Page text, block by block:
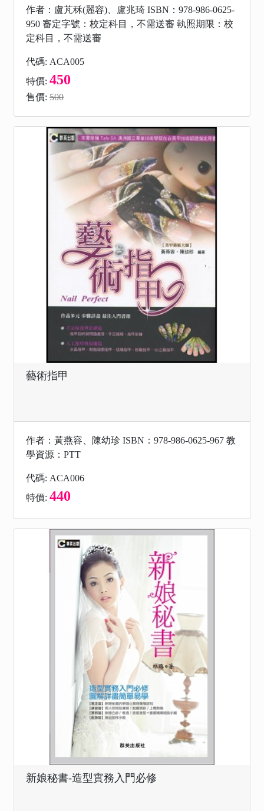
作者：盧芃秝(麗容)、盧兆琦 ISBN：978-986-0625-
950 審定字號：校定科目，不需送審 執照期限：校
定科目，不需送審
代碼: ACA005
特價: 450
售價: 500
藝術指甲
作者：黃燕容、陳幼珍 ISBN：978-986-0625-967 教
學資源：PTT
代碼: ACA006
特價: 440
新娘秘書-造型實務入門必修